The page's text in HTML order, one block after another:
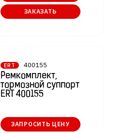
ЗАКАЗАТЬ
ERT 400155
Ремкомплект,
тормозной суппорт
ERT 400155
ЗАПРОСИТЬ ЦЕНУ